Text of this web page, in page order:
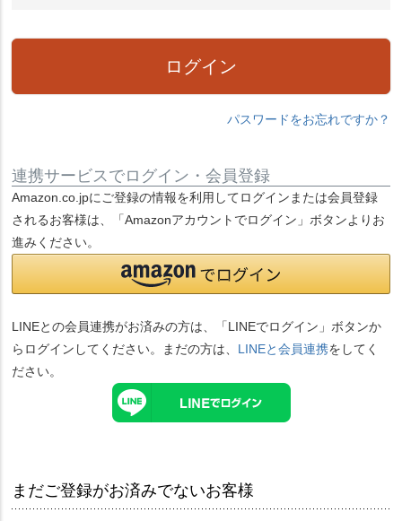
ログイン
パスワードをお忘れですか？
連携サービスでログイン・会員登録
Amazon.co.jpにご登録の情報を利用してログインまたは会員登録
されるお客様は、「Amazonアカウントでログイン」ボタンよりお
進みください。
LINEとの会員連携がお済みの方は、「LINEでログイン」ボタンか
らログインしてください。まだの方は、 LINEと会員連携をしてく
ださい。
まだご登録がお済みでないお客様